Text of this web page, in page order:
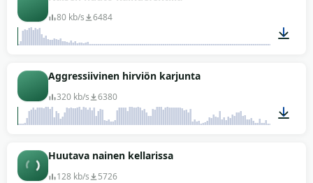
80 kb/s 6484
Aggressiivinen hirviön karjunta
320 kb/s 6380
Huutava nainen kellarissa
128 kb/s 5726